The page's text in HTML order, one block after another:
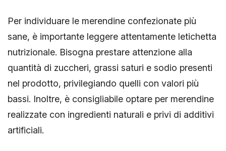
Per individuare le merendine confezionate più
sane, è importante leggere attentamente letichetta
nutrizionale. Bisogna prestare attenzione alla
quantità di zuccheri, grassi saturi e sodio presenti
nel prodotto, privilegiando quelli con valori più
bassi. Inoltre, è consigliabile optare per merendine
realizzate con ingredienti naturali e privi di additivi
artificiali.